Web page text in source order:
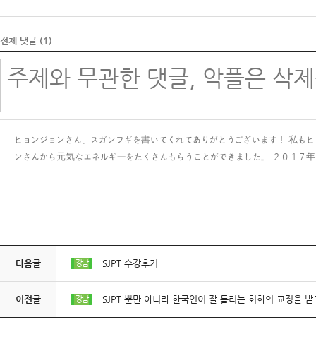
전체 댓글 (1 )
ヒョンジョンさん、スガンフギを書いてくれてありがとうございます！ 私
ンさんから元気なエネルギーをたくさんもらうことができました。 ２０１
다음글 강남 SJPT 수강후기
이전글 강남 SJPT 뿐만 아니라 한국인이 잘 틀리는 회화의 교정을